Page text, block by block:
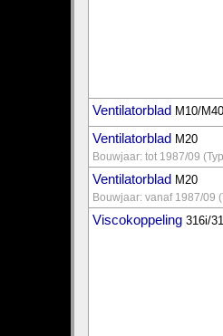
Ventilatorblad M10/M40
Ventilatorblad M20
Bouwjaar: tot 1987/09
Ventilatorblad M20
Bouwjaar: vanaf 1987/09
Viscokoppeling 316i/